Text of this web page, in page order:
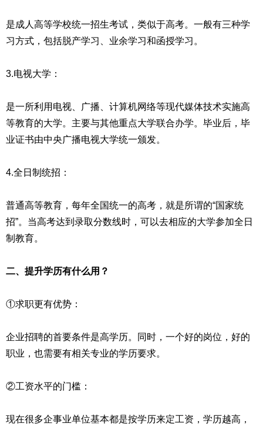
是成人高等学校统一招生考试，类似于高考。一般有三种学
习方式，包括脱产学习、业余学习和函授学习。
3.电视大学：
是一所利用电视、广播、计算机网络等现代媒体技术实施高
等教育的大学。主要与其他重点大学联合办学。毕业后，毕
业证书由中央广播电视大学统一颁发。
4.全日制统招：
普通高等教育，每年全国统一的高考，就是所谓的“国家统
招”。当高考达到录取分数线时，可以去相应的大学参加全日
制教育。
二、提升学历有什么用？
①求职更有优势：
企业招聘的首要条件是高学历。同时，一个好的岗位，好的
职业，也需要有相关专业的学历要求。
②工资水平的门槛：
现在很多企事业单位基本都是按学历来定工资，学历越高，